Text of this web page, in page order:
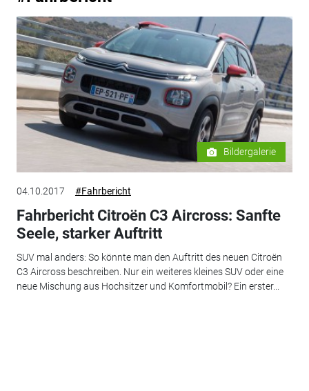
Bildergalerie
04.10.2017 #Fahrbericht
Fahrbericht Citroën C3 Aircross: Sanfte
Seele, starker Auftritt
SUV mal anders: So könnte man den Auftritt des neuen Citroën
C3 Aircross beschreiben. Nur ein weiteres kleines SUV oder eine
neue Mischung aus Hochsitzer und Komfortmobil? Ein erster...